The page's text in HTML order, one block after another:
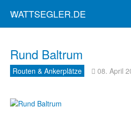
WATTSEGLER.DE
Rund Baltrum
Routen & Ankerplätze 08. April